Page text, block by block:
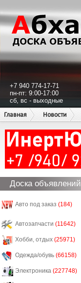
+7 940 774-17-71
пн-пт: 9:00-17:00
сб, вс - выходные
Главная
Новости
Доска объявлений
Авто под заказ (184)
Автозапчасти (11642)
Хобби, отдых (25971)
Одежда/обувь (66158)
Электроника (227748)